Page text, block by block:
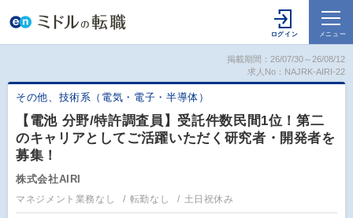
掲載期間：26/07/30～26/08/12
求人No：NAJRK-AIRI-22
その他、技術系（電気・電子・半導体）
【電池 分野/特許調査員】受託件数民間1位！第二
のキャリアとしてご活躍いただく研究者・開発者を
募集！
株式会社AIRI
マネジメント業務なし 転勤なし 土日祝休み